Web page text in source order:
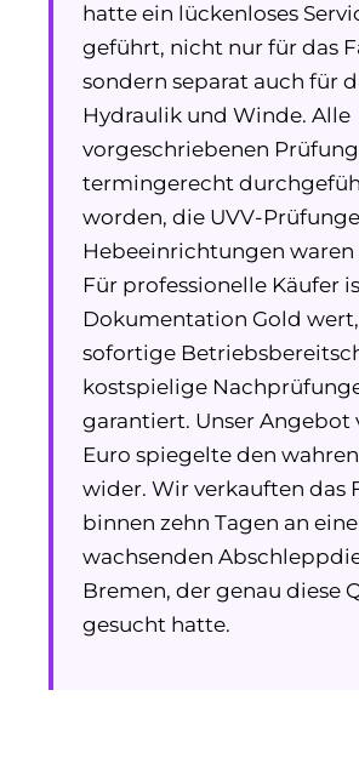
hatte ein lückenloses
geführt, nicht nur für das
sondern separat auch für
Hydraulik und Winde. Alle
vorgeschriebenen
termingerecht
worden, die UVV-
Hebeeinrichtungen waren
Für professionelle Käufer
Dokumentation Gold
sofortige
kostspielige
garantiert. Unser Angebot
Euro spiegelte den
wider. Wir verkauften das
binnen zehn Tagen an
wachsenden
Bremen, der genau diese
gesucht hatte.